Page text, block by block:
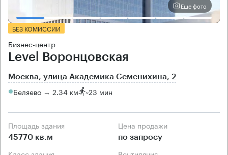
Еще фото
БЕЗ КОМИССИИ
Бизнес-центр
Level Воронцовская
Москва, улица Академика Семенихина, 2
Беляево → 2.34 км ~23 мин
Площадь здания
45770 кв.м
Цена продажи
по запросу